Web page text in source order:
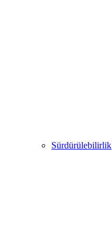
Sürdürülebilirlik